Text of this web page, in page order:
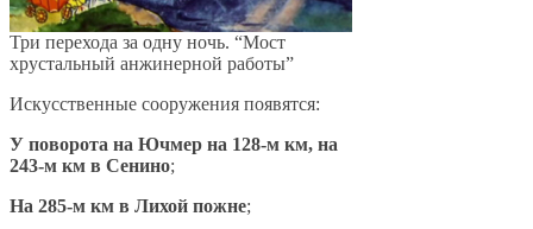
Три перехода за одну ночь. “Мост
хрустальный анжинерной работы”
Искусственные сооружения появятся:
У поворота на Ючмер на 128-м км, на
243-м км в Сенино;
На 285-м км в Лихой пожне;